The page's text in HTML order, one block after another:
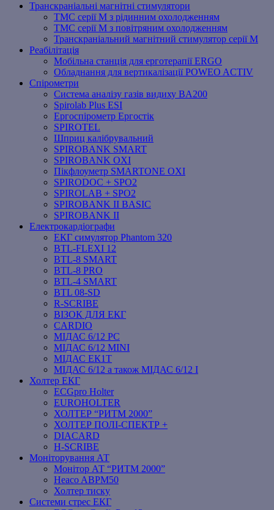
Транскраніальні магнітні стимулятори
ТМС серії M з рідинним охолодженням
ТМС серії M з повітряним охолодженням
Транскраніальний магнітний стимулятор серії M
Реабілітація
Мобільна станція для ерготерапії ERGO
Обладнання для вертикалізації POWEO ACTIV
Спірометри
Система аналізу газів видиху BA200
Spirolab Plus ESI
Ергоспірометр Ергостік
SPIROTEL
Шприц калібрувальний
SPIROBANK SMART
SPIROBANK OXI
Пікфлоуметр SMARTONE OXI
SPIRODOC + SPO2
SPIROLAB + SPO2
SPIROBANK II BASIC
SPIROBANK II
Електрокардіографи
ЕКГ симулятор Phantom 320
BTL-FLEXI 12
BTL-8 SMART
BTL-8 PRO
BTL-4 SMART
BTL 08-SD
R-SCRIBE
ВІЗОК ДЛЯ ЕКГ
CARDIO
МІДАС 6/12 PC
МІДАС 6/12 MINI
МІДАС ЕК1Т
МІДАС 6/12 а також МІДАС 6/12 І
Холтер ЕКГ
ECGpro Holter
EUROHOLTER
ХОЛТЕР “РИТМ 2000”
ХОЛТЕР ПОЛІ-СПЕКТР +
DIACARD
H-SCRIBE
Моніторування АТ
Монітор АТ “РИТМ 2000”
Heaco ABPM50
Холтер тиску
Системи стрес ЕКГ